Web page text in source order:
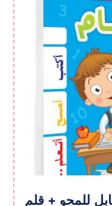
للمحو + قلم